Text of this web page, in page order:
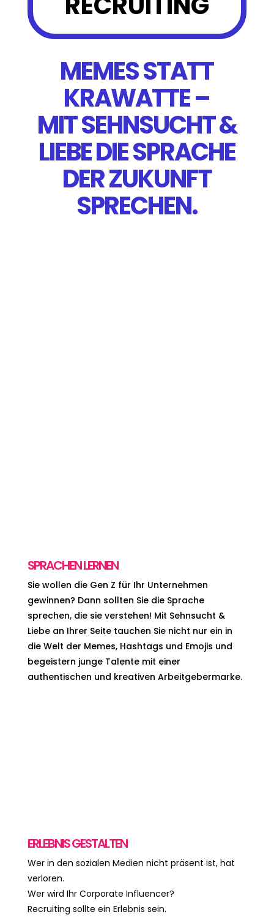
MEMES STATT
KRAWATTE –
MIT SEHNSUCHT &
LIEBE DIE SPRACHE
DER ZUKUNFT
SPRECHEN.
SPRACHEN LERNEN
Sie wollen die Gen Z für Ihr Unternehmen
gewinnen? Dann sollten Sie die Sprache
sprechen,die sie verstehen! Mit Sehnsucht &
Liebe an Ihrer Seite tauchen Sie nicht nur ein in
die Welt der Memes,Hashtags und Emojis und
begeistern junge Talente mit einer
authentischen und kreativen Arbeitgebermarke.
ERLEBNIS GESTALTEN
Wer in den sozialen Medien nicht präsent ist, hat
verloren.
Wer wird Ihr Corporate Influencer?
Recruiting sollte ein Erlebnis sein.